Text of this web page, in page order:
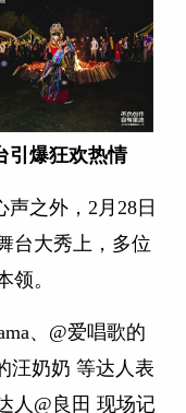
引爆狂欢热情
之外，2月28日
台大秀上，多位
领。
、@爱唱歌的
汪奶奶 等达人表
人@良田 现场记